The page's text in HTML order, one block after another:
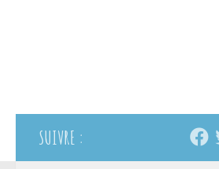
SUIVRE :